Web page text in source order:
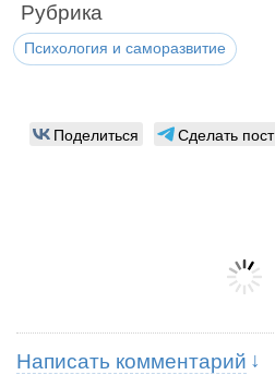
Рубрика
Психология и саморазвитие
Поделиться Сделать пост
Написать комментарий